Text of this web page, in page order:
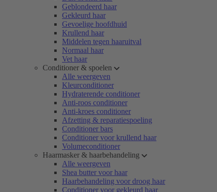
Geblondeerd haar
Gekleurd haar
Gevoelige hoofdhuid
Krullend haar
Middelen tegen haaruitval
Normaal haar
Vet haar
Conditioner & spoelen
Alle weergeven
Kleurconditioner
Hydraterende conditioner
Anti-roos conditioner
Anti-kroes conditioner
Afzetting & reparatiespoeling
Conditioner bars
Conditioner voor krullend haar
Volumeconditioner
Haarmasker & haarbehandeling
Alle weergeven
Shea butter voor haar
Haarbehandeling voor droog haar
Conditioner voor gekleurd haar